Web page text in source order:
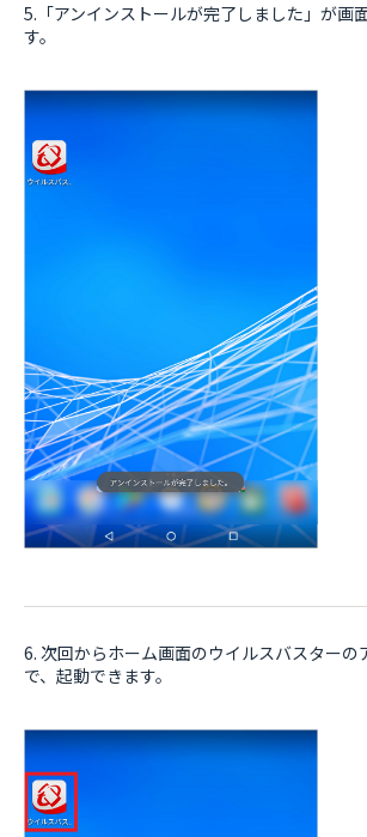
5.「アンインストールが完了しました」が画
す。
6. 次回からホーム画面のウイルスバスターの
で、起動できます。